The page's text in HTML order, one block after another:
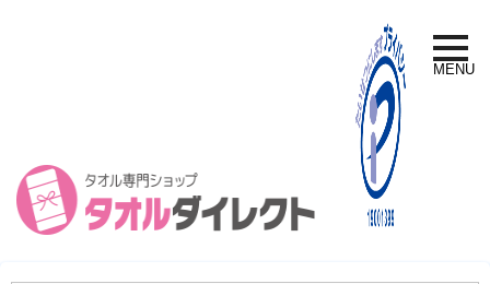
toggle
MENU